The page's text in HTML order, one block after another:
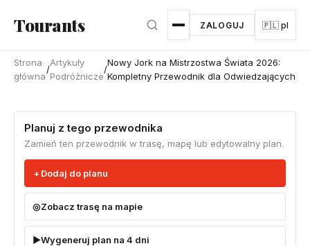
Tourants ZALOGUJ 🇵🇱 pl
Strona
główna
/
Artykuły
Podróżnicze
/
Nowy Jork na Mistrzostwa Świata 2026:
Kompletny Przewodnik dla Odwiedzających
Planuj z tego przewodnika
Zamień ten przewodnik w trasę, mapę lub edytowalny plan.
Dodaj do planu
Zobacz trasę na mapie
Wygeneruj plan na 4 dni